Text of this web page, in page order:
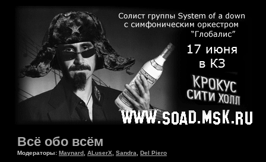
Всё обо всём
Модераторы: Maynard ALuserX Sandra
Del Piero